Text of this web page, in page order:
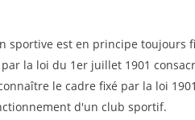
sportive est en principe toujours
la loi du 1er juillet 1901
le cadre fixé par la loi
d'un club sportif.